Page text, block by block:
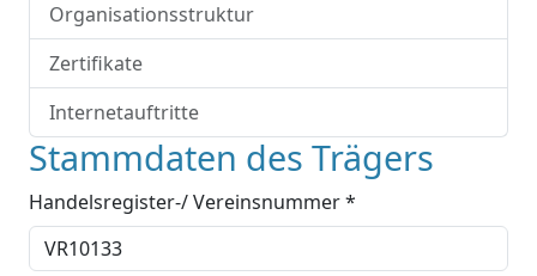
Organisationsstruktur
Zertifikate
Internetauftritte
Stammdaten des Trägers
Handelsregister-/ Vereinsnummer *